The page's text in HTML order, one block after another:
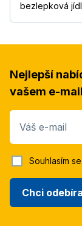
bezlepková
Nejlepší
vašem e-
Váš e-mail
Chci
Souhlasím